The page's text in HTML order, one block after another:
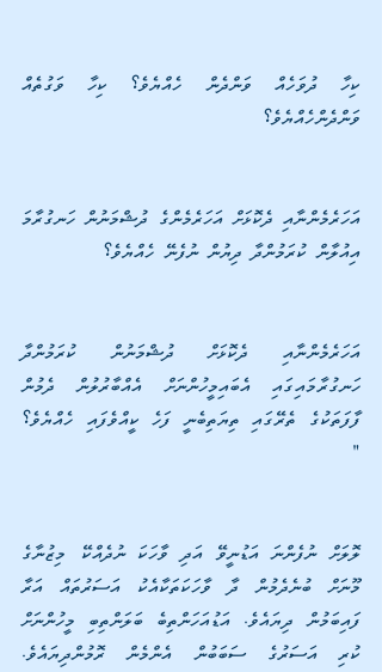
ވަންދެންހެއްޔެވެ؟
އިއުލާން ކުރަމުންދާ ދިޔުން ނުފެނޭ ހެއްޔެވެ؟
އަހަރެމެންނާއި ދެކޮޅަށް ދުޝްމަނުން ކުރަމުންދާ
ހަނގުރާމައިގައި އެބައިމީހުންނަށް އެއްބާރުލުން ދެމުން
"
މޫނަށް ބުނެދެމުން ދާ ވާހަކަތަކާއެކު އަސަރުތައް އަރާ
ފައިބަމުން ދިޔައެވެ. އަޑުއަހަންތިބެ ބަލަންތިބި މީހުންނަށް